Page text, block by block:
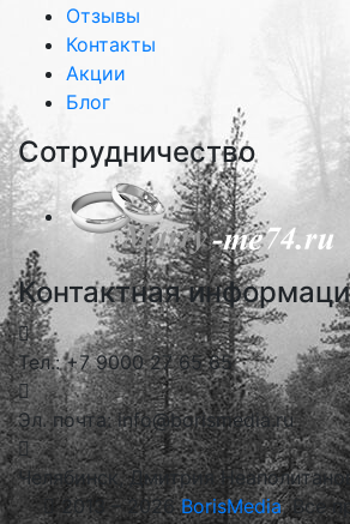
Отзывы
Контакты
Акции
Блог
Сотрудничество
Контактная
Тел.: +7 9000 27 65 65
Эл. почта: info@borismedia.ru
Челябинск, Дмитрия
2013 – 2026 BorisMedia, Все